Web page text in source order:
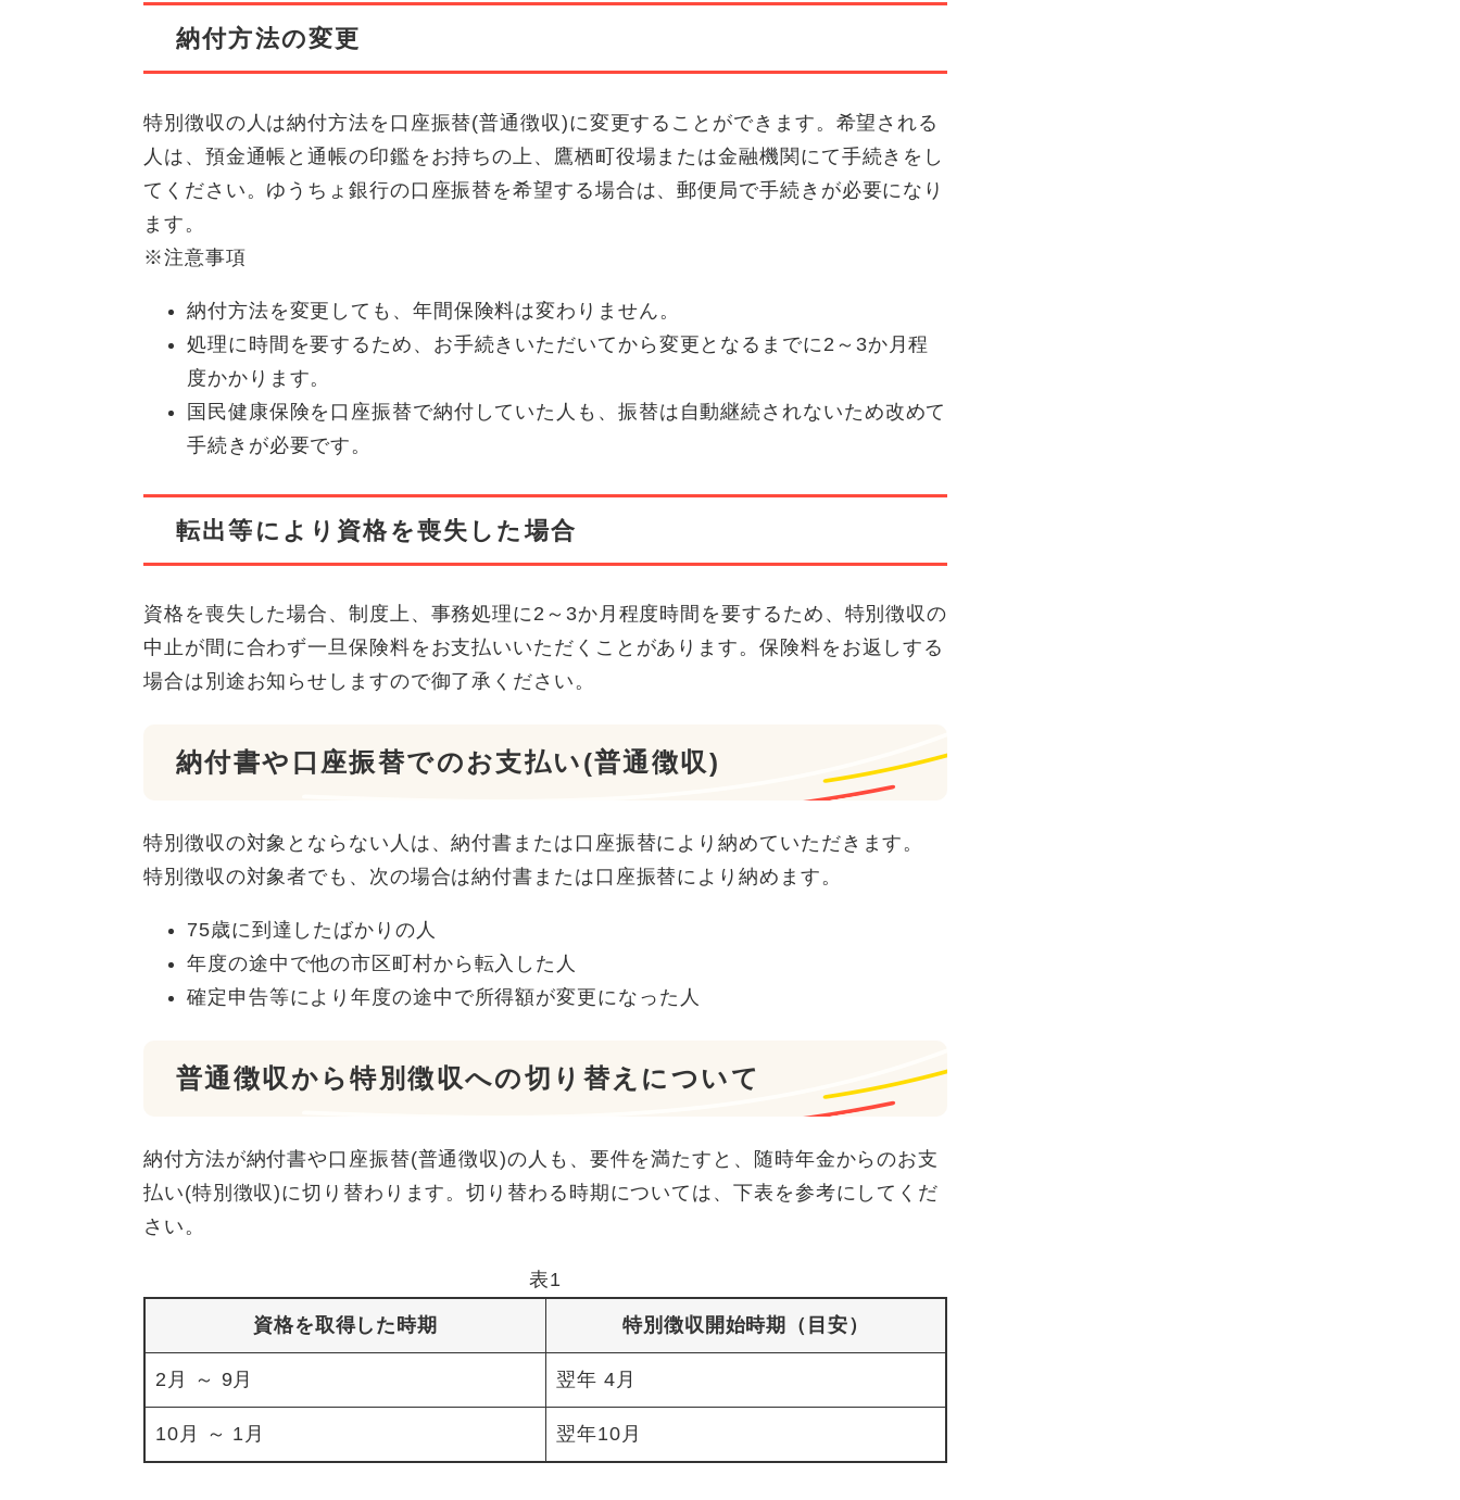
納付方法の変更
特別徴収の人は納付方法を口座振替(普通徴収)に変更することができます。希望される
人は、預金通帳と通帳の印鑑をお持ちの上、鷹栖町役場または金融機関にて手続きをし
てください。ゆうちょ銀行の口座振替を希望する場合は、郵便局で手続きが必要になり
ます。
※注意事項
納付方法を変更しても、年間保険料は変わりません。
処理に時間を要するため、お手続きいただいてから変更となるまでに2～3か月程
度かかります。
国民健康保険を口座振替で納付していた人も、振替は自動継続されないため改めて
手続きが必要です。
転出等により資格を喪失した場合
資格を喪失した場合、制度上、事務処理に2～3か月程度時間を要するため、特別徴収の
中止が間に合わず一旦保険料をお支払いいただくことがあります。保険料をお返しする
場合は別途お知らせしますので御了承ください。
納付書や口座振替でのお支払い(普通徴収)
特別徴収の対象とならない人は、納付書または口座振替により納めていただきます。
特別徴収の対象者でも、次の場合は納付書または口座振替により納めます。
75歳に到達したばかりの人
年度の途中で他の市区町村から転入した人
確定申告等により年度の途中で所得額が変更になった人
普通徴収から特別徴収への切り替えについて
納付方法が納付書や口座振替(普通徴収)の人も、要件を満たすと、随時年金からのお支
払い(特別徴収)に切り替わります。切り替わる時期については、下表を参考にしてくだ
さい。
表1
資格を取得した時期 特別徴収開始時期（目安）
2月 ～ 9月 翌年 4月
10月 ～ 1月 翌年10月